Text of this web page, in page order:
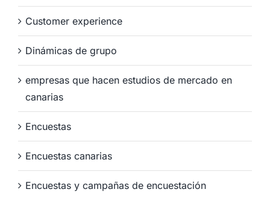
Customer experience
Dinámicas de grupo
empresas que hacen estudios de mercado en
canarias
Encuestas
Encuestas canarias
Encuestas y campañas de encuestación